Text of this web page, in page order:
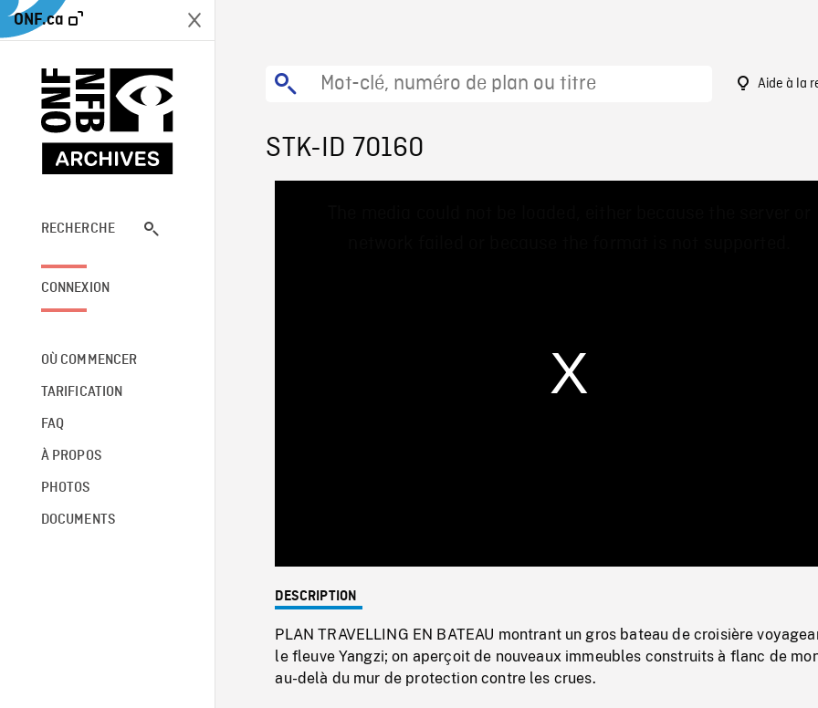
ONF.ca
RECHERCHE
CONNEXION
OÙ COMMENCER
TARIFICATION
FAQ
À PROPOS
PHOTOS
DOCUMENTS
Aide à la
STK-ID 70160
0%
DESCRIPTION
PLAN TRAVELLING EN BATEAU montrant un gros bateau de croisière
le fleuve Yangzi; on aperçoit de nouveaux immeubles construits à flanc de
au-delà du mur de protection contre les crues.